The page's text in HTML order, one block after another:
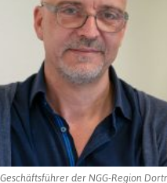
der NGG-Region